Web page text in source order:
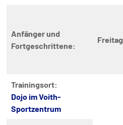
Anfänger und
Fortgeschrittene:
Freitag
Trainingsort:
Dojo im Voith-
Sportzentrum